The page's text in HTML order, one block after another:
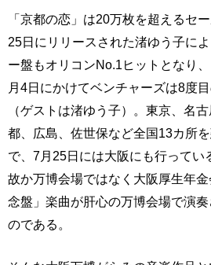
「京都の恋」は20万枚を超えるセ
25日にリリースされた渚ゆう子に
ー盤もオリコンNo.1ヒットとなり
月4日にかけてベンチャーズは8度
（ゲストは渚ゆう子）。東京、名
都、広島、佐世保など全国13カ所
で、7月25日には大阪にも行ってい
故か万博会場ではなく大阪厚生年
念盤」楽曲が肝心の万博会場で演
のである。